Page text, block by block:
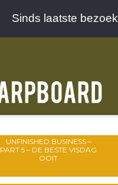
Sinds laatste bezoek
UNFINISHED BUSINESS –
PART 5 – DE BESTE VISDAG
OOIT